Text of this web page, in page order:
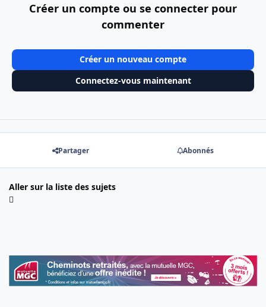
Créer un compte ou se connecter pour
commenter
Créer un nouveau compte
Connectez-vous maintenant
Partager Abonnés
Aller sur la liste des sujets